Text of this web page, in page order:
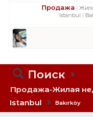
Продажа
Istanbul
Поиск
Продажа-Жилая
Istanbul Bakırköy